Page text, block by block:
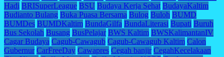
Hadi BRISuperLeague BSU Budaya Kerja Sehat BudayaKaltim
Budianto Bulang Buka Puasa Bersama Bulog Buloh BUMD
BUMDes BUMDKaltim BundaGilfa BundaLiterasi Bupati Buruh
Bus Sekolah Busang BusPelajar BWS Kaltim BWSKalimantanIV
Cagar Budaya Cagub-Cawagub Cagub-Cawagub Kaltim Calon
Gubernur CarFreeDay Cawapres Cegah banjir CegahKecelakaan